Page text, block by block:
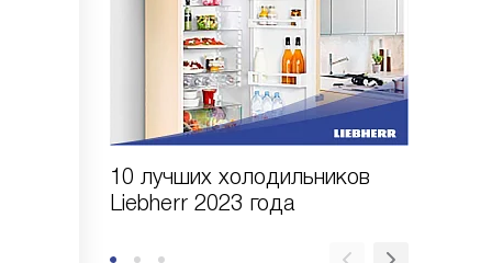
10 лучших холодильников
Liebherr 2023 года